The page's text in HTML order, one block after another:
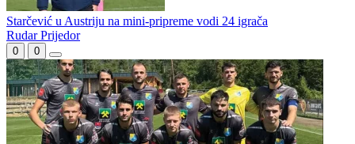
Pobjeda Laktaša u Austriji
Izvučeni takmičarski brojevi m:tel Prve lige Republike Srpske